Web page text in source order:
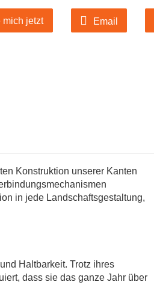
mich jetzt Email
Konstruktion unserer Kanten
in jede Landschaftsgestaltung,
Haltbarkeit. Trotz ihres
dass sie das ganze Jahr über